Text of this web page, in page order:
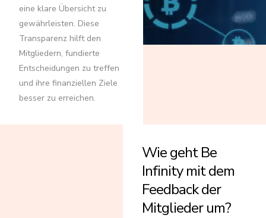
eine klare Übersicht zu
gewährleisten. Diese
Transparenz hilft den
Mitgliedern, fundierte
Entscheidungen zu treffen
und ihre finanziellen Ziele
besser zu erreichen.
Wie geht Be
Infinity mit dem
Feedback der
Mitglieder um?